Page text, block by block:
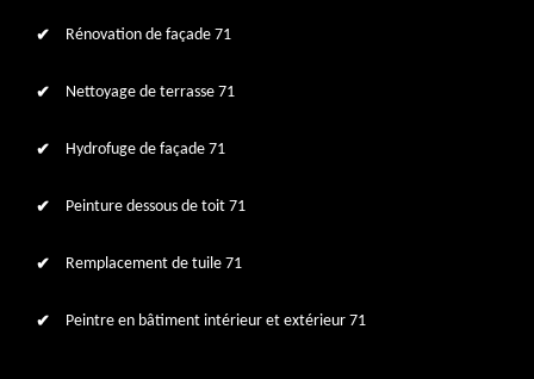
Rénovation de façade 71
Nettoyage de terrasse 71
Hydrofuge de façade 71
Peinture dessous de toit 71
Remplacement de tuile 71
Peintre en bâtiment intérieur et extérieur 71